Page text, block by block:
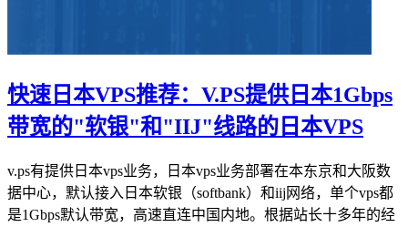
快速日本VPS推荐：V.PS提供日本1Gbps
带宽的"软银"和"IIJ"线路的日本VPS
v.ps有提供日本vps业务，日本vps业务部署在本东京和大阪数
据中心，默认接入日本软银（softbank）和iij网络，单个vps都
是1Gbps默认带宽，高速直连中国内地。根据站长十多年的经